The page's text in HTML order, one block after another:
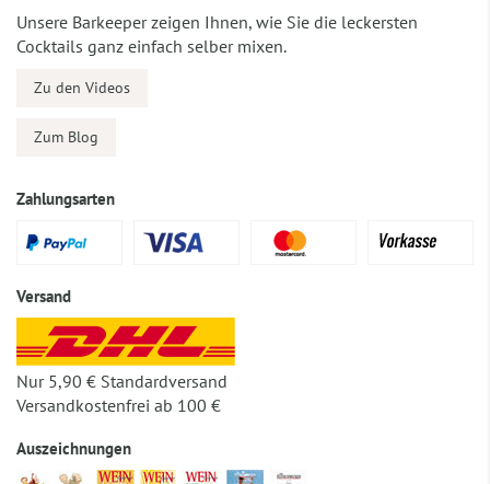
Unsere Barkeeper zeigen Ihnen, wie Sie die leckersten
Cocktails ganz einfach selber mixen.
Zu den Videos
Zum Blog
Zahlungsarten
Versand
Nur 5,90 € Standardversand
Versandkostenfrei ab 100 €
Auszeichnungen